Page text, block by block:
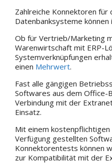
Zahlreiche Konnektoren für
Datenbanksysteme
Ob für Vertrieb/Marketing
Warenwirtschaft mit ERP-
Systemverknüpfungen
einen Mehrwert.
Fast alle gängigen
Softwares aus dem Office-
Verbindung mit der
Einsatz.
Mit einem
Verfügung gestellten
Konnektorentests können
zur Kompatibilität mit der